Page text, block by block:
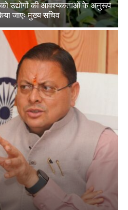
को उद्योगों की आवश्यकताओं के अनुरूप
जाएः मुख्य सचिव